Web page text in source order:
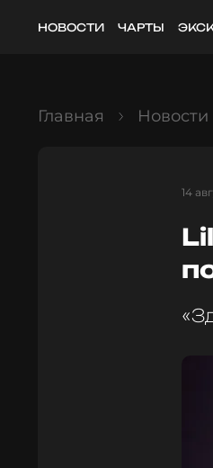
НОВОСТИ ЧАРТЫ
Главная Новости
14